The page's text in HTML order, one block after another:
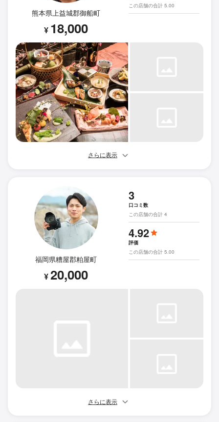
熊本県上益城郡御船町
¥ 18,000
この店舗の合計 5.00
さらに表示
福岡県糟屋郡粕屋町
¥20,000
3
口コミ数
この店舗の合計 4
4.92
評価
この店舗の合計 5.00
さらに表示